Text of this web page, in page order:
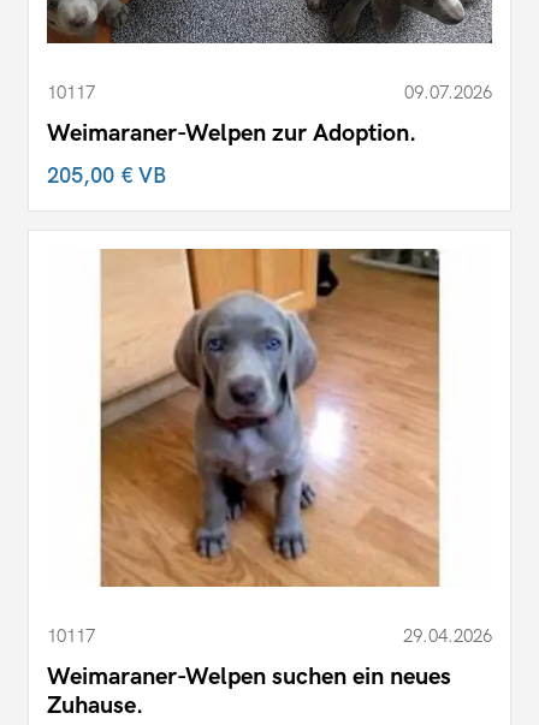
10117 09.07.2026
Weimaraner-Welpen zur Adoption.
205,00 €VB
10117 29.04.2026
Weimaraner-Welpen suchen ein neues
Zuhause.